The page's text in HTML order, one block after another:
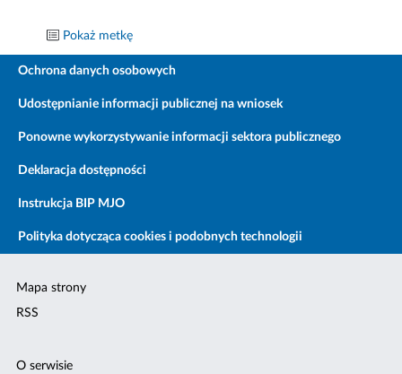
Pokaż metkę
Ochrona danych osobowych
Udostępnianie informacji publicznej na wniosek
Ponowne wykorzystywanie informacji sektora publicznego
Deklaracja dostępności
Instrukcja BIP MJO
Polityka dotycząca cookies i podobnych technologii
Mapa strony
RSS
O serwisie